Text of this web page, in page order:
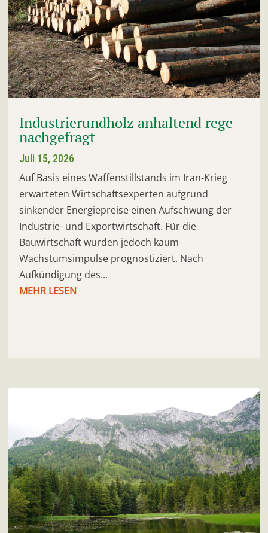
Industrierundholz anhaltend rege
nachgefragt
Juli 15, 2026
Auf Basis eines Waffenstillstands im Iran-Krieg
erwarteten Wirtschaftsexperten aufgrund
sinkender Energiepreise einen Aufschwung der
Industrie- und Exportwirtschaft. Für die
Bauwirtschaft wurden jedoch kaum
Wachstumsimpulse prognostiziert. Nach
Aufkündigung des...
MEHR LESEN